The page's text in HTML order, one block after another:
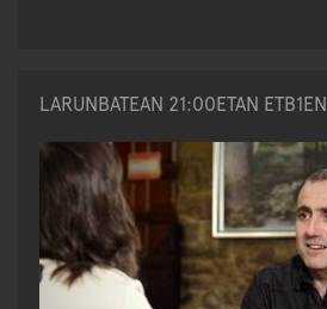
LARUNBATEAN 21:00ETAN ETB1EN